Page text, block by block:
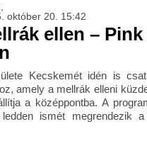
október 20. 15:42
ellen – Pink
Kecskemét idén is
amely a mellrák elleni
a középpontba. A
ismét megrendezik